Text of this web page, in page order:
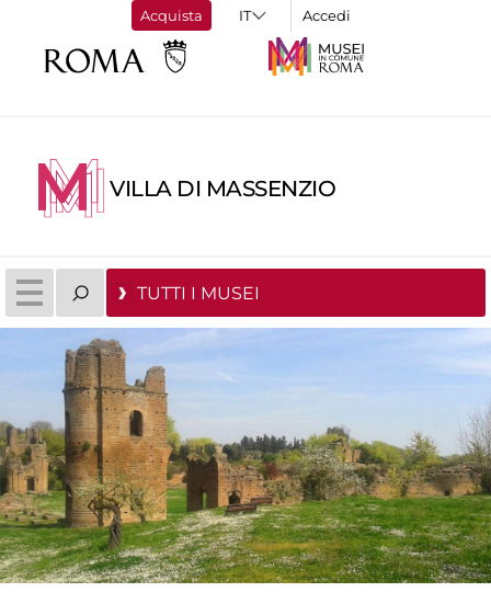
Acquista Accedi
VILLA DI MASSENZIO
TUTTI I MUSEI